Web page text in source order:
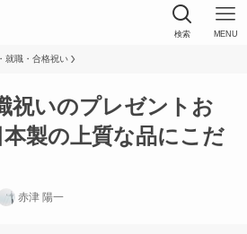
検索 MENU
就職・合格祝い
祝いのプレゼントお
製の上質な品にこだ
赤津 陽一